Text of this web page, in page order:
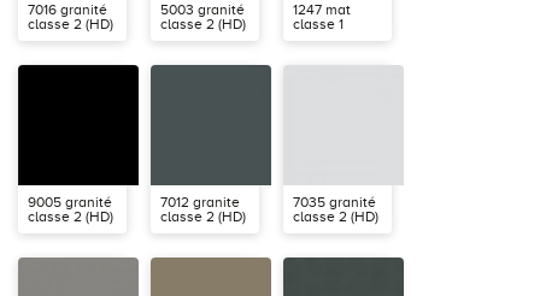
7016 granité
classe 2 (HD)
5003 granité
classe 2 (HD)
1247 mat
classe 1
9005 granité
classe 2 (HD)
7012 granite
classe 2 (HD)
7035 granité
classe 2 (HD)